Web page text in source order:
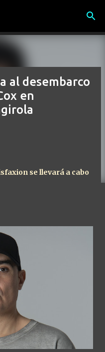
principal
al desembarco
en
se llevará a cabo